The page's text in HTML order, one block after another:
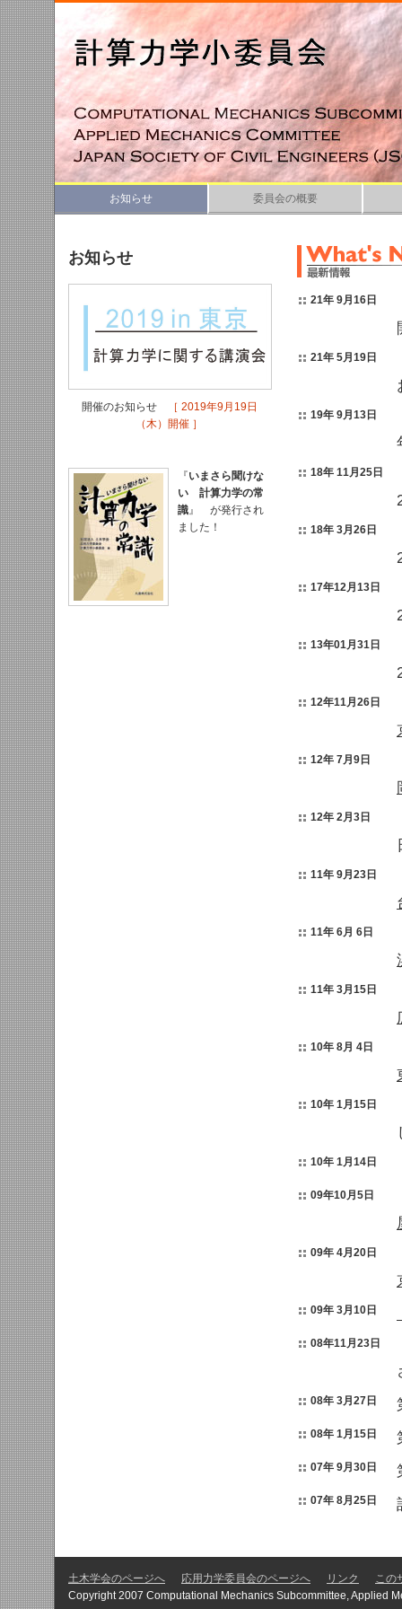
お知らせ 委員会の概要
お知らせ
開催のお知らせ［ 2019年9月19日
（木）開催 ］
『いまさら聞けな
い 計算力学の常
識』 が発行され
ました！
21年 9月16日
21年 5月19日
19年 9月13日
18年 11月25日
18年 3月26日
17年12月13日
13年01月31日
12年11月26日
12年 7月9日
12年 2月3日
11年 9月23日
11年 6月 6日
11年 3月15日
10年 8月 4日
10年 1月15日
10年 1月14日
09年10月5日
09年 4月20日
09年 3月10日
08年11月23日
08年 3月27日
08年 1月15日
07年 9月30日
07年 8月25日
土木学会のページへ 応用力学委員会のページへ リンク
この
Copyright 2007 Computational Mechanics Subcommittee, Applied